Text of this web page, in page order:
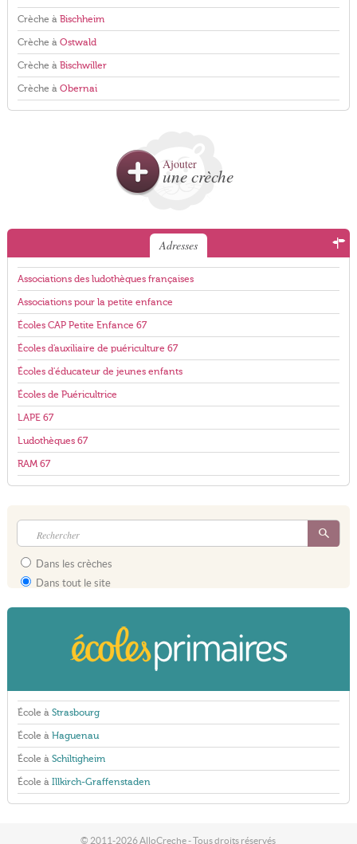
Crèche à Bischheim
Crèche à Ostwald
Crèche à Bischwiller
Crèche à Obernai
Ajouter
une crèche
Adresses
Associations des ludothèques françaises
Associations pour la petite enfance
Écoles CAP Petite Enfance 67
Écoles d'auxiliaire de puériculture 67
Écoles d'éducateur de jeunes enfants
Écoles de Puéricultrice
LAPE 67
Ludothèques 67
RAM 67
Dans les crèches
Dans tout le site
École à Strasbourg
École à Haguenau
École à Schiltigheim
École à Illkirch-Graffenstaden
© 2011-2026 AlloCreche - Tous droits réservés